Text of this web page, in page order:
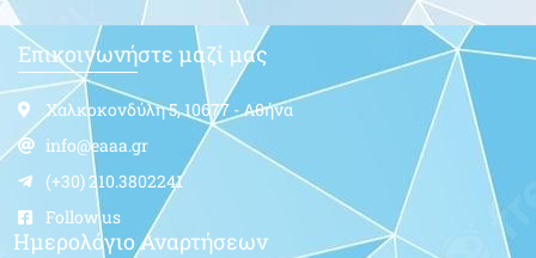
Επικοινωνήστε μαζί μας
Χαλκοκονδύλη 5, 10677 - Αθήνα
info@eaaa.gr
(+30) 210.3802241
Follow us
Ημερολόγιο Αναρτήσεων